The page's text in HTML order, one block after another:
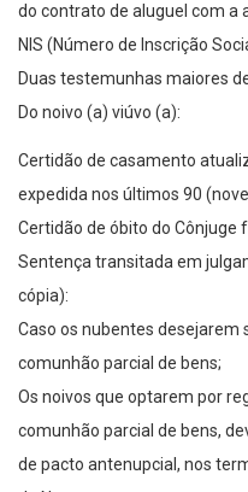
do contrato de aluguel com a
NIS (Número de Inscrição
Duas testemunhas maiores
Do noivo (a) viúvo (a):
Certidão de casamento
expedida nos últimos 90
Certidão de óbito do Cônjuge
Sentença transitada em
cópia):
Caso os nubentes desejarem
comunhão parcial de bens;
Os noivos que optarem por
comunhão parcial de bens,
de pacto antenupcial, nos